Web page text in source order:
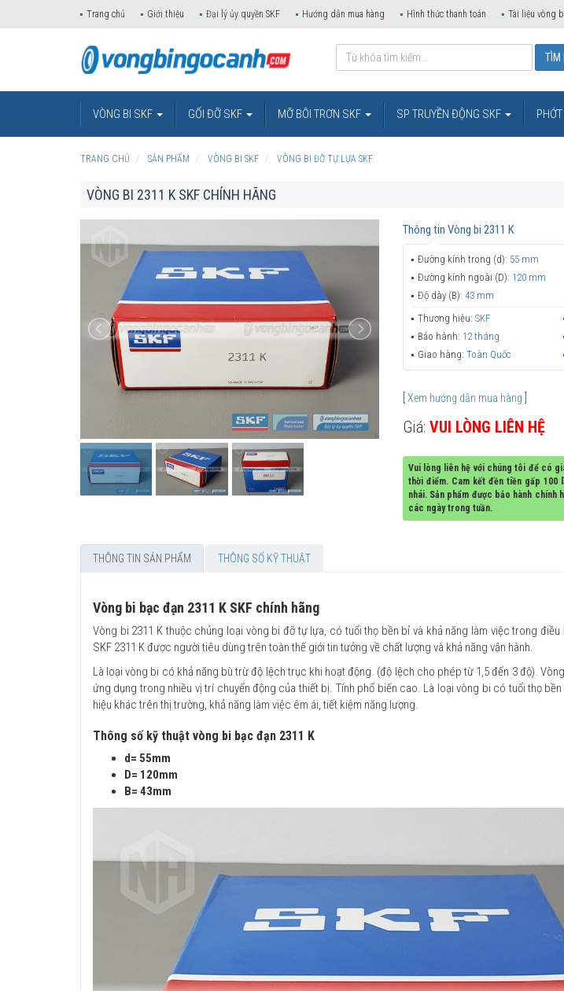
Trang chủ Giới thiệu Đại lý ủy quyền SKF Hướng dẫn mua hàng Hình thức thanh toán Tài liệu vòng
VÒNG BI SKF GỐI ĐỠ SKF MỠ BÔI TRƠN SKF SP TRUYỀN ĐỘNG SKF
TRANG CHỦ SẢN PHẨM VÒNG BI SKF VÒNG BI ĐỠ TỰ LỰA SKF
VÒNG BI 2311 K SKF CHÍNH HÃNG
Thông tin Vòng bi 2311 K
Đường kính trong (d): 55 mm
Đường kính ngoài (D): 120 mm
Độ dày (B): 43 mm
Thương hiệu: SKF
Bảo hành: 12 tháng
Giao hàng: Toàn Quốc
Xem hướng dẫn mua hàng
Giá: VUI LÒNG LIÊN HỆ
Vui lòng liên hệ với chúng tôi để có
thời điểm. Cam kết đền tiền gấp 100
nhái. Sản phẩm được bảo hành chính
các ngày trong tuần.
THÔNG TIN SẢN PHẨM THÔNG SỐ KỸ THUẬT
Vòng bi bạc đạn 2311 K SKF chính hãng
Vòng bi 2311 K thuộc chủng loại vòng bi đỡ tự lựa, có tuổi thọ bền bỉ và khả năng làm việc trong điều
SKF 2311 K được người tiêu dùng trên toàn thế giới tin tưởng về chất lượng và khả năng vận hành.
Là loại vòng bi có khả năng bù trừ độ lệch trục khi hoạt động. (độ lệch cho phép từ 1,5 đến 3 độ).
ứng dụng trong nhiều vị trí chuyển động của thiết bị. Tính phổ biến cao. Là loại vòng bi có tuổi thọ
hiệu khác trên thị trường, khả năng làm việc êm ái, tiết kiệm năng lượng.
Thông số kỹ thuật vòng bi bạc đạn 2311 K
d= 55mm
D= 120mm
B= 43mm